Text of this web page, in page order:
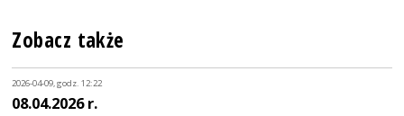
Zobacz także
2026-04-09, godz. 12:22
08.04.2026 r.